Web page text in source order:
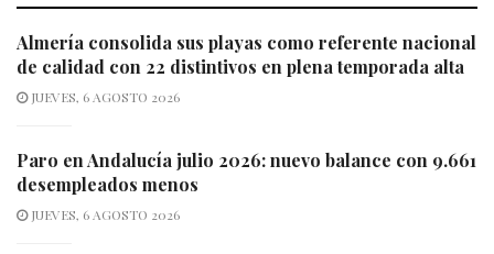
Almería consolida sus playas como referente nacional
de calidad con 22 distintivos en plena temporada alta
JUEVES, 6 AGOSTO 2026
Paro en Andalucía julio 2026: nuevo balance con 9.661
desempleados menos
JUEVES, 6 AGOSTO 2026